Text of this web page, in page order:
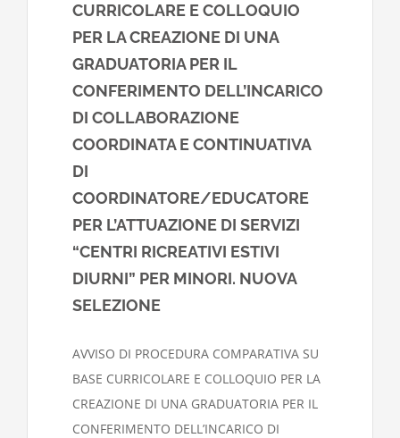
CURRICOLARE E COLLOQUIO
PER LA CREAZIONE DI UNA
GRADUATORIA PER IL
CONFERIMENTO DELL’INCARICO
DI COLLABORAZIONE
COORDINATA E CONTINUATIVA
DI
COORDINATORE/EDUCATORE
PER L’ATTUAZIONE DI SERVIZI
“CENTRI RICREATIVI ESTIVI
DIURNI” PER MINORI. NUOVA
SELEZIONE
AVVISO DI PROCEDURA COMPARATIVA SU
BASE CURRICOLARE E COLLOQUIO PER LA
CREAZIONE DI UNA GRADUATORIA PER IL
CONFERIMENTO DELL’INCARICO DI